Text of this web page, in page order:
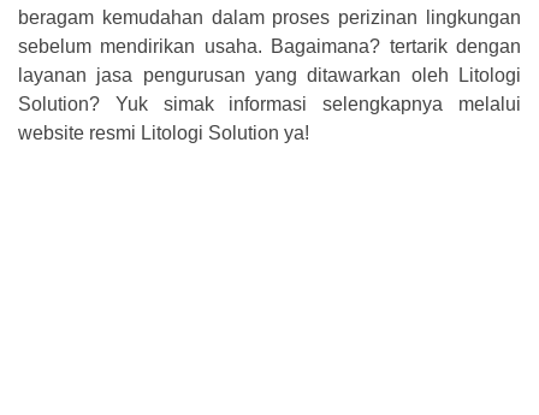
beragam kemudahan dalam proses perizinan lingkungan
sebelum mendirikan usaha. Bagaimana? tertarik dengan
layanan jasa pengurusan yang ditawarkan oleh Litologi
Solution? Yuk simak informasi selengkapnya melalui
website resmi Litologi Solution ya!